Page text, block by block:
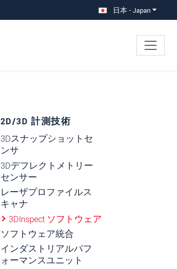
日本 - Japan
2D/3D 計測技術
3Dスナップショットセ
ンサ
3Dデフレクトメトリー
センサー
レーザプロファイルス
キャナ
3DInspect ソフトウェア
ソフトウェア統合
インダストリアルパフ
ォーマンスユニット